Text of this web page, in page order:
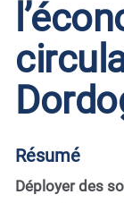
Résumé
Déployer des